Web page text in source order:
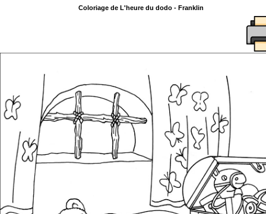
Coloriage de L'heure du dodo - Franklin